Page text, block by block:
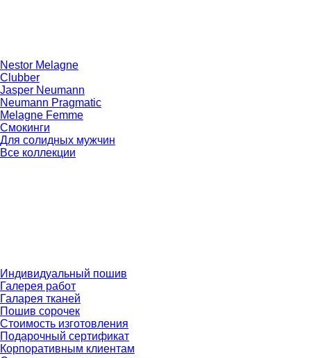
Nestor Melagne
Clubber
Jasper Neumann
Neumann Pragmatic
Melagne Femme
Смокинги
Для солидных мужчин
Все коллекции
Индивидуальный пошив
Галерея работ
Галарея тканей
Пошив сорочек
Стоимость изготовления
Подарочный сертификат
Корпоративным клиентам